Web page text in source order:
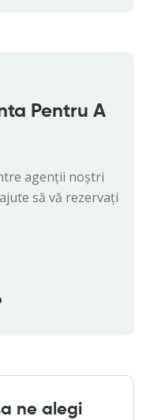
Pentru A
agenții noștri
să vă rezervați
ne alegi